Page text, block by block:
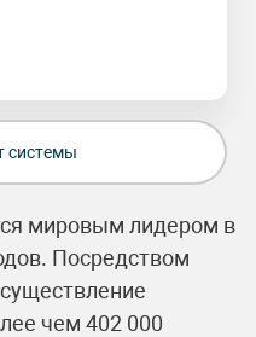
системы
мировым лидером в
Посредством
чем 402 000